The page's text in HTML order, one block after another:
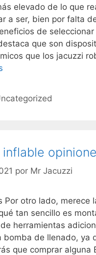
elevado de lo que
a ser, bien por falta
de
que son
que los jacuzzi
inflable
por Mr Jacuzzi
Por otro lado, merece
tan sencillo es
herramientas
bomba de llenado, ya
que comprar alguna